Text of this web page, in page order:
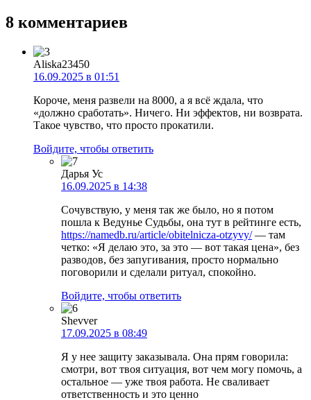
8 комментариев
Aliska23450
16.09.2025 в 01:51
Короче, меня развели на 8000, а я всё ждала, что
«должно сработать». Ничего. Ни эффектов, ни возврата.
Такое чувство, что просто прокатили.
Войдите, чтобы ответить
Дарья Ус
16.09.2025 в 14:38
Сочувствую, у меня так же было, но я потом
пошла к Ведунье Судьбы, она тут в рейтинге есть,
https://namedb.ru/article/obitelnicza-otzyvy/— там
четко: «Я делаю это, за это — вот такая цена», без
разводов, без запугивания, просто нормально
поговорили и сделали ритуал, спокойно.
Войдите, чтобы ответить
Shevver
17.09.2025 в 08:49
Я у нее защиту заказывала. Она прям говорила:
смотри, вот твоя ситуация, вот чем могу помочь, а
остальное — уже твоя работа. Не сваливает
ответственность и это ценно